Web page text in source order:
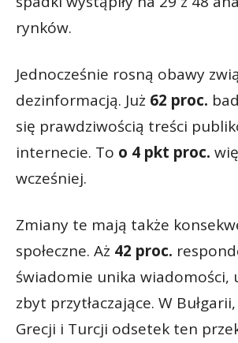
rynków.
Jednocześnie rosną obawy
dezinformacją. Już 62 proc.
się prawdziwością treści
internecie. To o 4 pkt proc.
wcześniej.
Zmiany te mają także
społeczne. Aż 42 proc.
świadomie unika wiadomości,
zbyt przytłaczające. W
Grecji i Turcji odsetek ten